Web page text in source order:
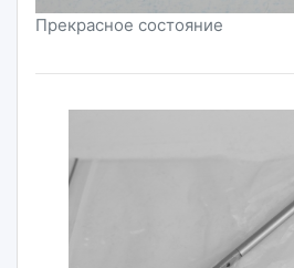
Прекрасное состояние